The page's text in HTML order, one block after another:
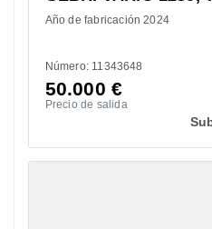
Año de fabricación 2024
Número: 11343648
50.000 €
Precio de salida